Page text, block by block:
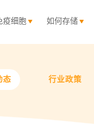
疫细胞 如何存储
态 行业政策